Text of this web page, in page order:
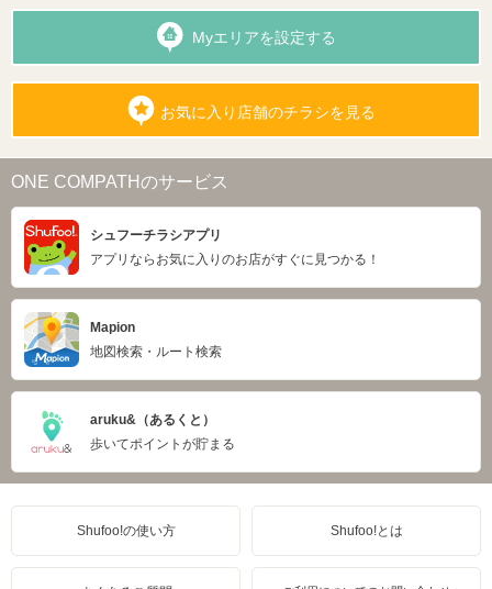
Myエリアを設定する
お気に入り店舗のチラシを見る
ONE COMPATHのサービス
シュフーチラシアプリ
アプリならお気に入りのお店がすぐに見つかる！
Mapion
地図検索・ルート検索
aruku&（あるくと）
歩いてポイントが貯まる
Shufoo!の使い方 Shufoo!とは